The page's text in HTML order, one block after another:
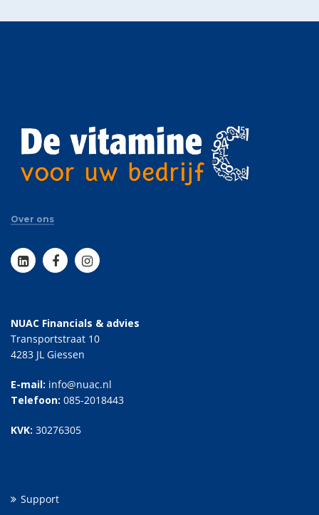
Over ons
NUAC Financials & advies
Transportstraat 10
4283 JL Giessen
E-mail: info@nuac.nl
Telefoon: 085-2018443
KVK: 30276305
Support